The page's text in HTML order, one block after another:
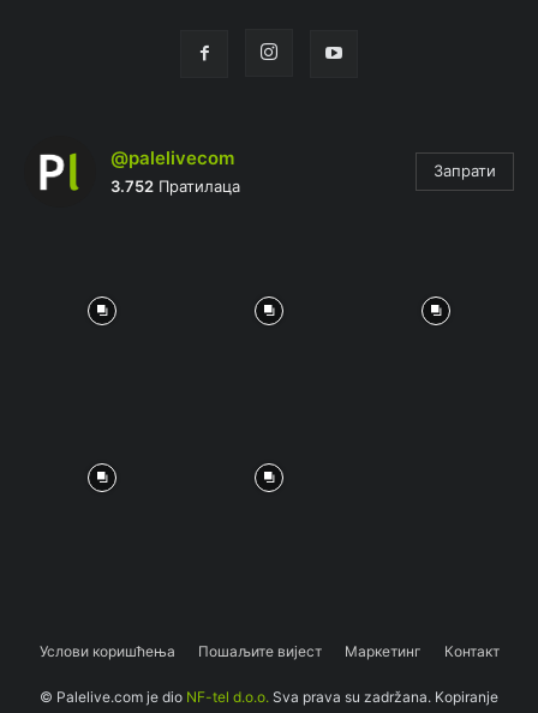
@palelivecom
3.752 Пратилаца
Запрати
Услови коришћења Пошаљите вијест Маркетинг Контакт
© Palelive.com je dio NF-tel d.o.o. Sva prava su zadržana. Kopiranje